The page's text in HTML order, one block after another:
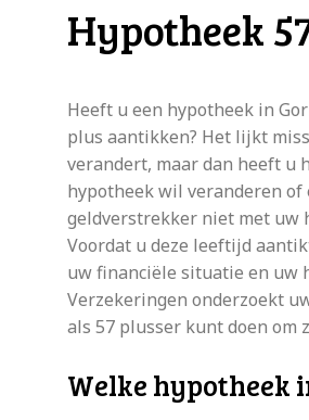
Hypotheek
Heeft u een hypotheek in
plus aantikken? Het lijkt
verandert, maar dan heeft u
hypotheek wil veranderen
geldverstrekker niet met uw
Voordat u deze leeftijd
uw financiële situatie en uw
Verzekeringen onderzoekt
als 57 plusser kunt doen om
Welke hypotheek